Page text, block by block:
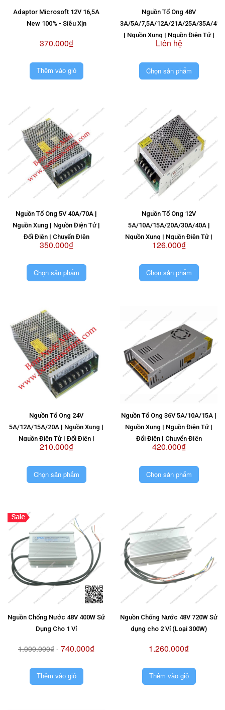
Adaptor Microsoft 12V 16,5A
New 100% - Siêu Xịn
370.000₫
Thêm vào giỏ
Nguồn Tổ Ong 48V
3A/5A/7,5A/12A/21A/25A/35A/
| Nguồn Xung | Nguồn Điện Tử |
Đổi Điện | Chuyển ĐIện
Liên hệ
Chọn sản phẩm
Nguồn Tổ Ong 5V 40A/70A |
Nguồn Xung | Nguồn Điện Tử |
Đổi Điện | Chuyển ĐIện
350.000₫
Chọn sản phẩm
Nguồn Tổ Ong 12V
5A/10A/15A/20A/30A/40A |
Nguồn Xung | Nguồn Điện Tử |
Đổi Điện | Chuyển ĐIện
126.000₫
Chọn sản phẩm
Nguồn Tổ Ong 24V
5A/12A/15A/20A | Nguồn Xung |
Nguồn Điện Tử | Đổi Điện |
Chuyển ĐIện
210.000₫
Chọn sản phẩm
Nguồn Tổ Ong 36V 5A/10A/15A |
Nguồn Xung | Nguồn Điện Tử |
Đổi Điện | Chuyển ĐIện
420.000₫
Chọn sản phẩm
Nguồn Chống Nước 48V 400W Sử
Dụng Cho 1 Vỉ
1.000.000₫ - 740.000₫
Thêm vào giỏ
Nguồn Chống Nước 48V 720W Sử
dụng cho 2 Vỉ (Loại 300W)
1.260.000₫
Thêm vào giỏ